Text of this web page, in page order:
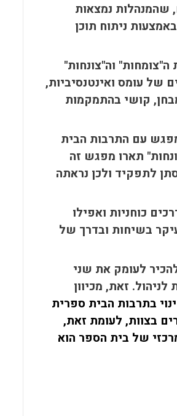
שהמנהלות נמצאות
ניתוח תוכן
וה"צונחות"
של עומס ואינטנסיביות,
קושי בהתמקמות
עם התרבות הבית
תארו מפגש זה
לתפקיד ולכן נראתה
כוחניות ואפילו
בשיחות ובדרך של
לעומק את שני
זאת, מכיוון
בתרבות הבית ספרית
בצוות, לעומת זאת,
של בית הספר הוא